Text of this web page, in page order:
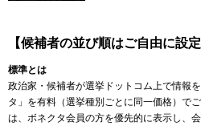
【候補者の並び順はご自由に設
標準とは
政治家・候補者が選挙ドットコム上で情報
タ」を有料（選挙種別ごとに同一価格）で
は、ボネクタ会員の方を優先的に表示し、